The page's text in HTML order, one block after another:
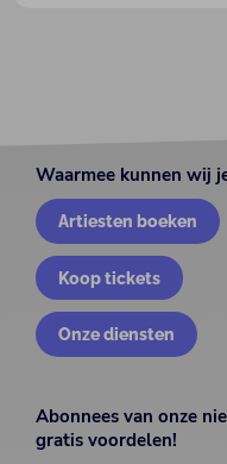
Waarmee kunnen wij
Artiesten boeken
Koop tickets
Onze diensten
Abonnees van onze
gratis voordelen!